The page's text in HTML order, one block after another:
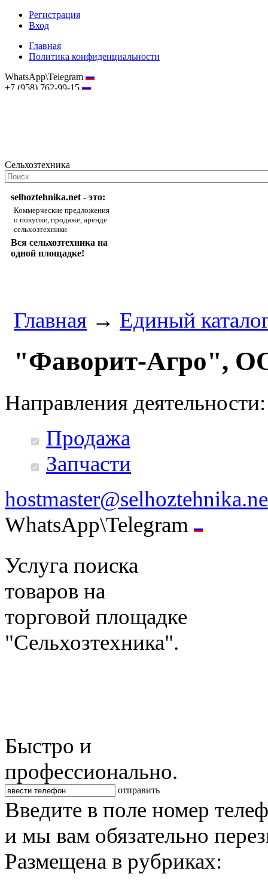
Регистрация
Вход
Главная
Политика конфиденциальности
WhatsApp\Telegram
+7 (958) 762-99-15
Сельхозтехника
selhoztehnika.net - это:
Коммерческие предложения
о покупке, продаже, аренде
сельхозтехники
Вся сельхозтехника на
одной площадке!
Главная → Единый
"Фаворит-Агро",
Направления деятельности:
Продажа
Запчасти
WhatsApp\Telegram
Услуга поиска
товаров на
торговой площадке
"Сельхозтехника".
Быстро и
профессионально.
отправить
Введите в поле номер
и мы вам обязательно
Размещена в рубриках: